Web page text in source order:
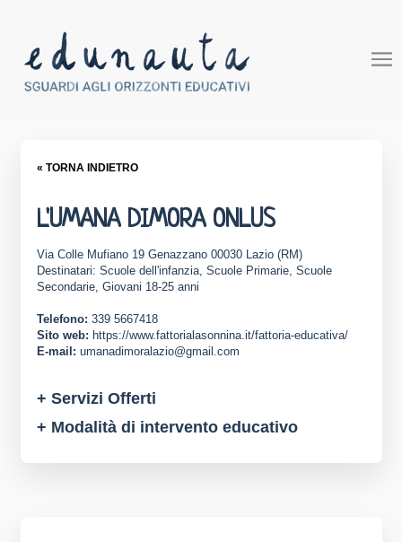
« TORNA INDIETRO
L'UMANA DIMORA ONLUS
Via Colle Mufiano 19 Genazzano 00030 Lazio (RM)
Destinatari: Scuole dell'infanzia, Scuole Primarie, Scuole
Secondarie, Giovani 18-25 anni
Telefono: 339 5667418
Sito web: https://www.fattorialasonnina.it/fattoria-educativa/
E-mail: umanadimoralazio@gmail.com
+ Servizi Offerti
+ Modalità di intervento educativo